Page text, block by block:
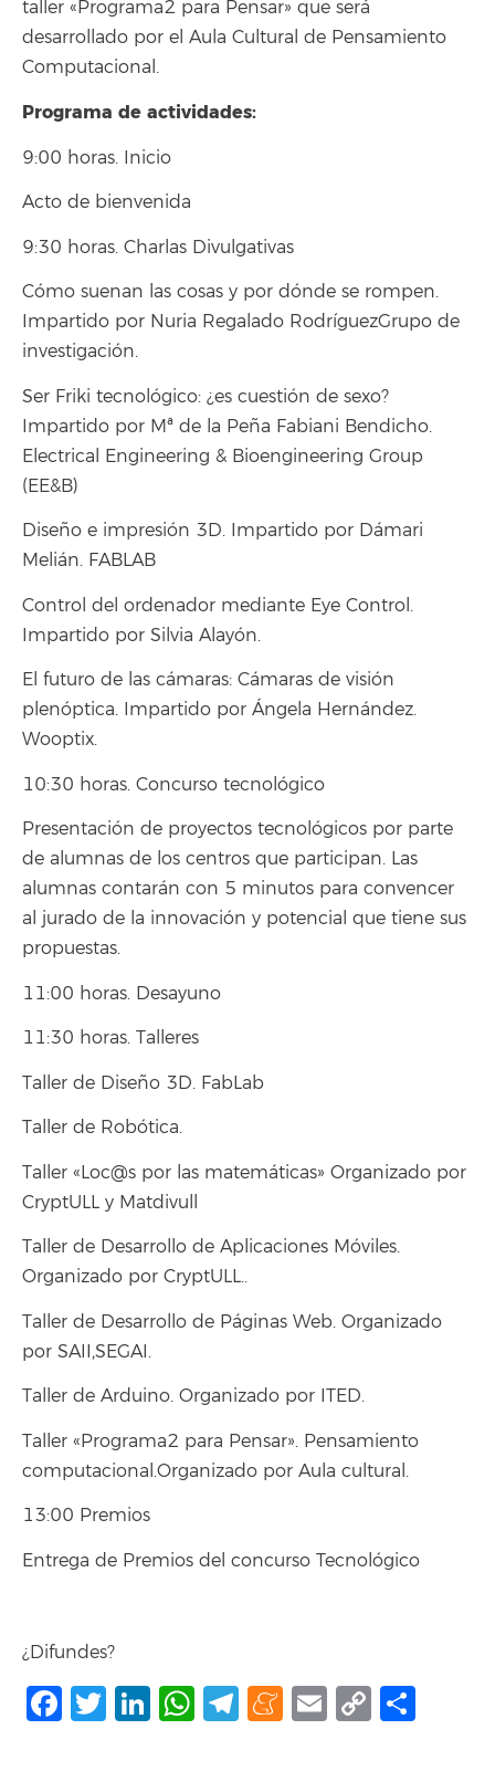
taller «Programa2 para Pensar» que será
desarrollado por el Aula Cultural de Pensamiento
Computacional.
Programa de actividades:
9:00 horas. Inicio
Acto de bienvenida
9:30 horas. Charlas Divulgativas
Cómo suenan las cosas y por dónde se rompen.
Impartido por Nuria Regalado RodríguezGrupo de
investigación.
Ser Friki tecnológico: ¿es cuestión de sexo?
Impartido por Mª de la Peña Fabiani Bendicho.
Electrical Engineering & Bioengineering Group
(EE&B)
Diseño e impresión 3D. Impartido por Dámari
Melián. FABLAB
Control del ordenador mediante Eye Control.
Impartido por Silvia Alayón.
El futuro de las cámaras: Cámaras de visión
plenóptica. Impartido por Ángela Hernández.
Wooptix.
10:30 horas. Concurso tecnológico
Presentación de proyectos tecnológicos por parte
de alumnas de los centros que participan. Las
alumnas contarán con 5 minutos para convencer
al jurado de la innovación y potencial que tiene sus
propuestas.
11:00 horas. Desayuno
11:30 horas. Talleres
Taller de Diseño 3D. FabLab
Taller de Robótica.
Taller «Loc@s por las matemáticas» Organizado por
CryptULL y Matdivull
Taller de Desarrollo de Aplicaciones Móviles.
Organizado por CryptULL..
Taller de Desarrollo de Páginas Web. Organizado
por SAII,SEGAI.
Taller de Arduino. Organizado por ITED.
Taller «Programa2 para Pensar». Pensamiento
computacional.Organizado por Aula cultural.
13:00 Premios
Entrega de Premios del concurso Tecnológico
¿Difundes?
Facebook
Twitter
LinkedIn
WhatsApp
Telegram
Meneame
Email
Copy